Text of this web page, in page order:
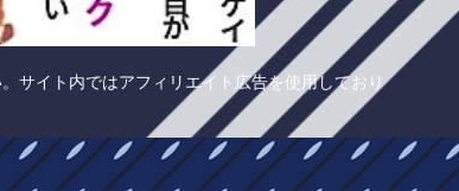
サイト内ではアフィリエイト広告を使用しており